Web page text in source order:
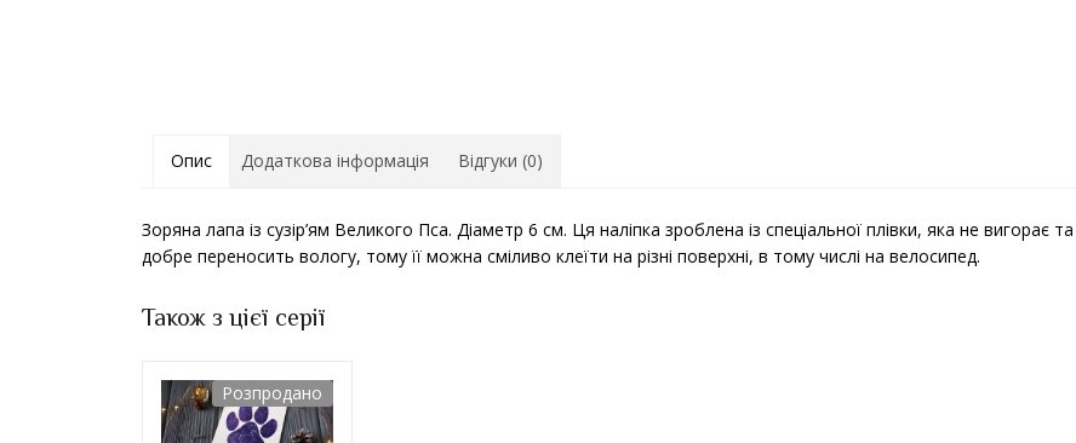
Опис Додаткова інформація Відгуки (0)
Зоряна лапа із сузір’ям Великого Пса. Діаметр 6 см. Ця наліпка зроблена із спеціальної плівки, яка не вигорає та
добре переносить вологу, тому її можна сміливо клеїти на різні поверхні, в тому числі на велосипед.
Також з цієї серії
Розпродано